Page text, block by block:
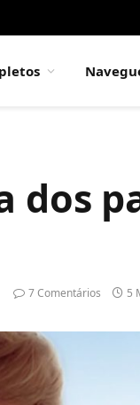
dos
7 Comentários 5